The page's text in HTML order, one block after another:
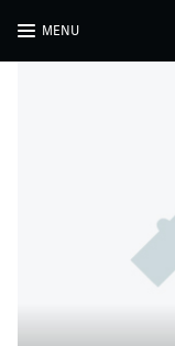
MENU